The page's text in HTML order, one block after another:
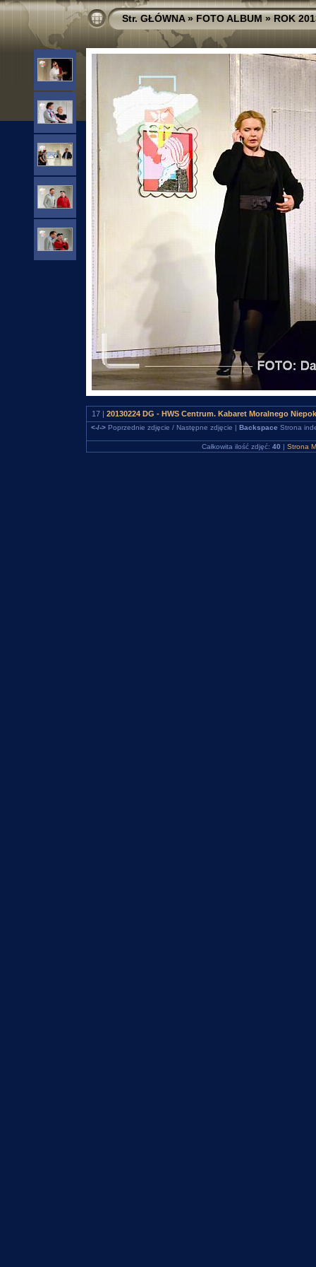
Str. GŁÓWNA»FOTO ALBUM»ROK
17 | 20130224 DG - HWS Centrum. Kabaret Moralnego
<-/->Poprzednie zdjęcie / Następne zdjęcie | Backspace Strona
Całkowita ilość zdjęć: 40 | Strona